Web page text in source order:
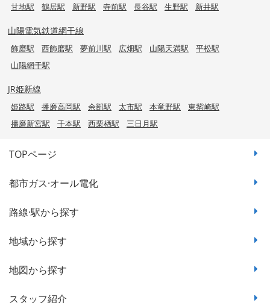
甘地駅
鶴居駅 新野駅 寺前駅 長谷駅 生野駅 新井駅
山陽電気鉄道網干線
飾磨駅 西飾磨駅 夢前川駅 広畑駅 山陽天満駅
平松駅
山陽網干駅
JR姫新線
姫路駅 播磨高岡駅 余部駅 太市駅 本竜野駅
東觜崎駅
播磨新宮駅
千本駅 西栗栖駅 三日月駅
TOPページ
都市ガス·オール電化
路線·駅から探す
地域から探す
地図から探す
スタッフ紹介